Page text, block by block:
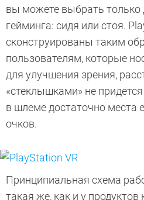
вы можете выбрать только
гейминга: сидя или стоя.
сконструированы таким
пользователям, которые
для улучшения зрения,
«стеклышками» не
в шлеме достаточно места
очков.
Принципиальная схема
такая же, как и у продуктов